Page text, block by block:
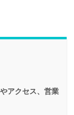
アクセス、営業